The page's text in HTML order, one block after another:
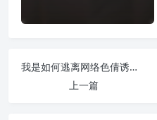
我是如何逃离网络色倩诱惑的 | 纵欲危害
上一篇